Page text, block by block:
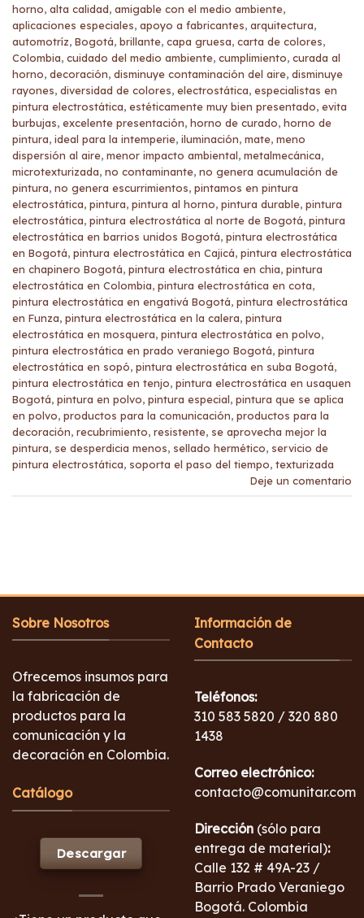
horno, alta calidad, amigable con el medio ambiente,
aplicaciones especiales, apoyo a fabricantes, arquitectura,
automotríz, Bogotá, brillante, capa gruesa, carta de colores,
Colombia, cuidado del medio ambiente, cumplimiento, curada al
horno, decoración, disminuye contaminación del aire, disminuye
rayones, diversidad de colores, electrostática, especialistas en
pintura electrostática, estéticamente muy bien presentado, evita
burbujas, excelente presentación, horno de curado, horno de
pintura, ideal para la intemperie, iluminación, mate, meno
dispersión al aire, menor impacto ambiental, metalmecánica,
microtexturizada, no contaminante, no genera acumulación de
pintura, no genera escurrimientos, pintamos en pintura
electrostática, pintura, pintura al horno, pintura durable, pintura
electrostática, pintura electrostática al norte de Bogotá, pintura
electrostática en barrios unidos Bogotá, pintura electrostática
en Bogotá, pintura electrostática en Cajicá, pintura electrostática
en chapinero Bogotá, pintura electrostática en chia, pintura
electrostática en Colombia, pintura electrostática en cota,
pintura electrostática en engativá Bogotá, pintura electrostática
en Funza, pintura electrostática en la calera, pintura
electrostática en mosquera, pintura electrostática en polvo,
pintura electrostática en prado veraniego Bogotá, pintura
electrostática en sopó, pintura electrostática en suba Bogotá,
pintura electrostática en tenjo, pintura electrostática en usaquen
Bogotá, pintura en polvo, pintura especial, pintura que se aplica
en polvo, productos para la comunicación, productos para la
decoración, recubrimiento, resistente, se aprovecha mejor la
pintura, se desperdicia menos, sellado hermético, servicio de
pintura electrostática, soporta el paso del tiempo, texturizada
Deje un comentario
Sobre Nosotros
Ofrecemos insumos para
la fabricación de
productos para la
comunicación y la
decoración en Colombia.
Catálogo
Descargar
Información de
Contacto
Teléfonos:
310 583 5820 / 320 880
1438
Correo electrónico:
contacto@comunitar.com
Dirección (sólo para
entrega de material):
Calle 132 # 49A-23 /
Barrio Prado Veraniego
Bogotá. Colombia